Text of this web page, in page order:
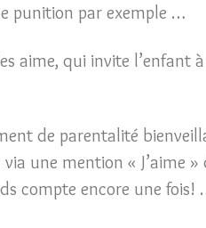
punition par exemple …
aime, qui invite l’enfant
de parentalité
une mention « J’aime »
compte encore une fois!